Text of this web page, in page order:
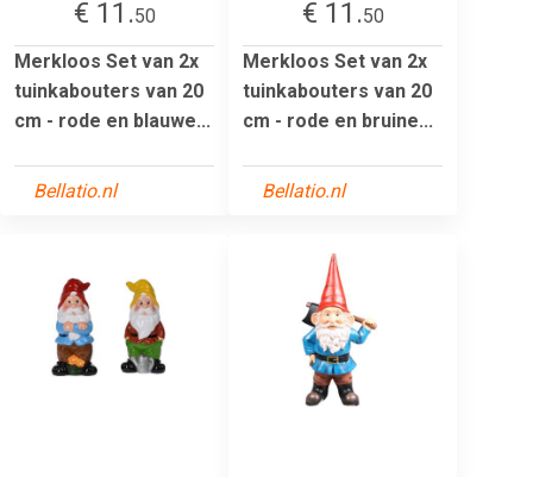
€ 11.50
Merkloos Set van 2x
tuinkabouters van 20
cm - rode en blauwe...
Bellatio.nl
€ 11.50
Merkloos Set van 2x
tuinkabouters van 20
cm - rode en bruine...
Bellatio.nl